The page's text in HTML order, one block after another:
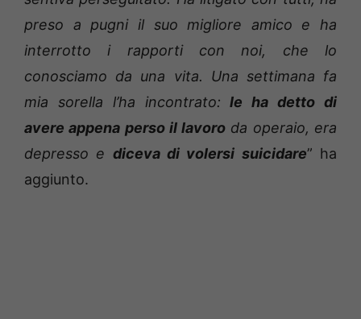
preso a pugni il suo migliore amico e ha
interrotto i rapporti con noi, che lo
conosciamo da una vita. Una settimana fa
mia sorella l’ha incontrato: le ha detto di
avere appena perso il lavoro da operaio, era
depresso e diceva di volersi suicidare” ha
aggiunto.